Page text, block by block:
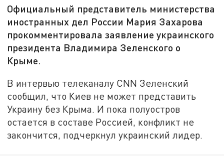
Официальный представитель министерства
иностранных дел России Мария Захарова
прокомментировала заявление украинского
президента Владимира Зеленского о
Крыме.
В интервью телеканалу CNN Зеленский
сообщил, что Киев не может представить
Украину без Крыма. И пока полуостров
остается в составе Россией, конфликт не
закончится, подчеркнул украинский лидер.